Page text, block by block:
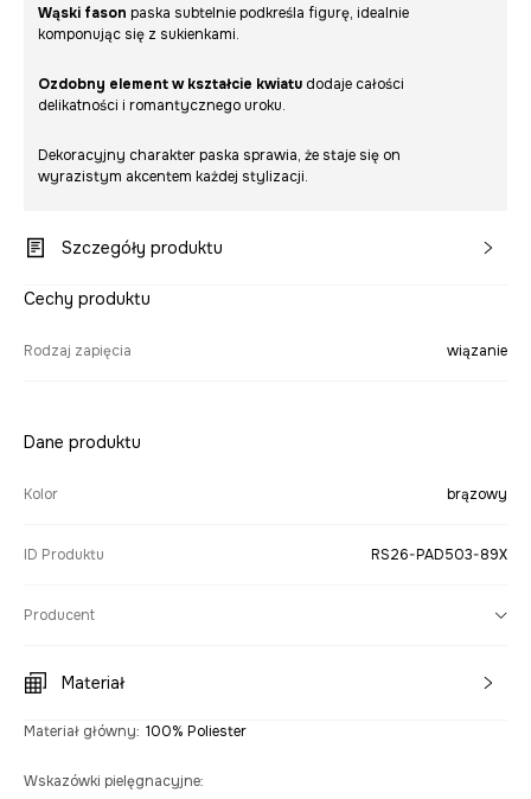
Wąski fason paska subtelnie podkreśla figurę, idealnie
komponując się z sukienkami.
Ozdobny element w kształcie kwiatu dodaje całości
delikatności i romantycznego uroku.
Dekoracyjny charakter paska sprawia, że staje się on
wyrazistym akcentem każdej stylizacji.
Szczegóły produktu
Cechy produktu
Rodzaj zapięcia wiązanie
Dane produktu
Kolor brązowy
ID Produktu RS26-PAD503-89X
Producent
Materiał
Materiał główny: 100% Poliester
Wskazówki pielęgnacyjne: